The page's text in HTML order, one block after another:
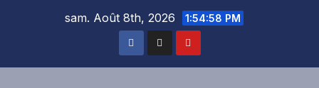
sam. Août 8th, 2026 1:54:58 PM